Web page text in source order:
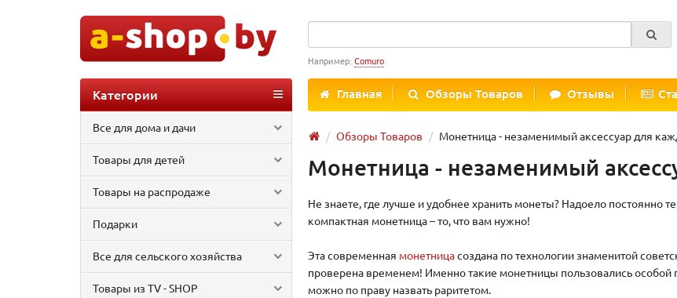
Например: Comuro
Главная Обзоры Товаров Отзывы
Категории
Все для дома и дачи
Товары для детей
Товары на распродаже
Подарки
Все для сельского хозяйства
Товары из TV - SHOP
Обзоры Товаров Монетница - незаменимый аксессуар для
Монетница - незаменимый
Не знаете, где лучше и удобнее хранить монеты? Надоело постоянно
компактная монетница – то, что вам нужно!
Эта современная монетницасоздана по технологии знаменитой
проверена временем! Именно такие монетницы пользовались особой
можно по праву назвать раритетом.